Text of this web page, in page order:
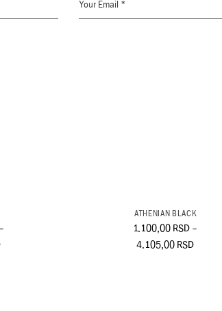
ATHENIAN BLACK
1.100,00 RSD –
4.105,00 RSD